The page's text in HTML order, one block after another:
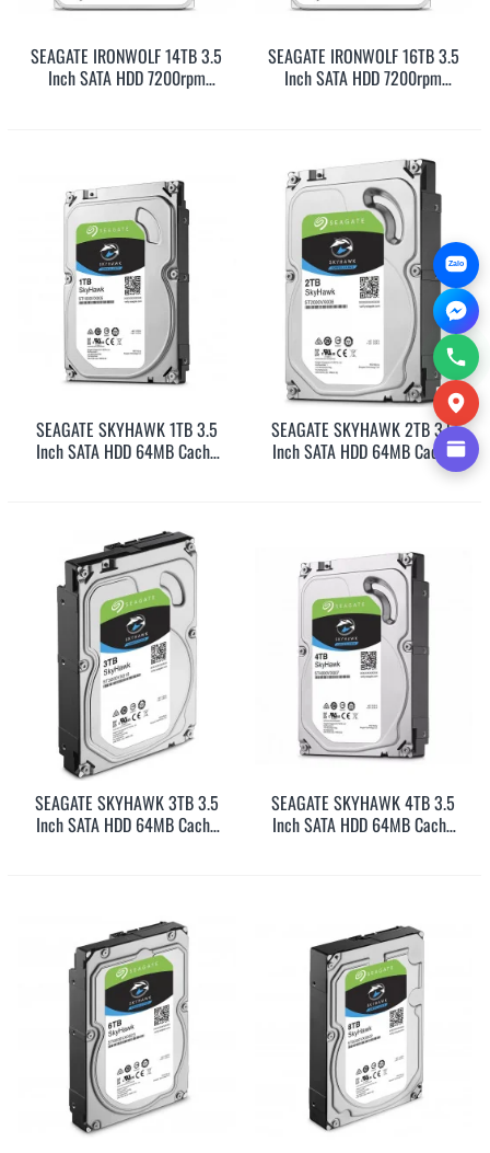
SEAGATE IRONWOLF 14TB 3.5
Inch SATA HDD 7200rpm
SEAGATE IRONWOLF 16TB 3.5
Inch SATA HDD 7200rpm
SEAGATE SKYHAWK 1TB 3.5
Inch SATA HDD 64MB Cache
SEAGATE SKYHAWK 2TB 3.5
Inch SATA HDD 64MB Cache
SEAGATE SKYHAWK 3TB 3.5
Inch SATA HDD 64MB Cache
SEAGATE SKYHAWK 4TB 3.5
Inch SATA HDD 64MB Cache
Zalo